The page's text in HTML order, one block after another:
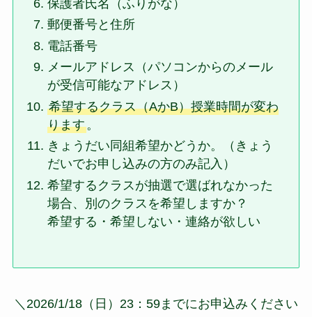
保護者氏名（ふりがな）
郵便番号と住所
電話番号
メールアドレス（パソコンからのメール
が受信可能なアドレス）
希望するクラス（AかB）授業時間が変わ
ります。
きょうだい同組希望かどうか。（きょう
だいでお申し込みの方のみ記入）
希望するクラスが抽選で選ばれなかった
場合、別のクラスを希望しますか？
希望する・希望しない・連絡が欲しい
＼2026/1/18（日）23：59までにお申込みください